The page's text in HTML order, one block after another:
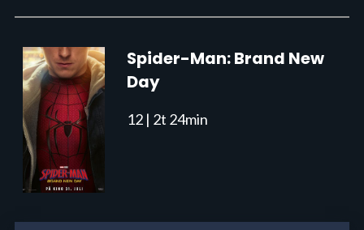
Spider-Man: Brand New
Day
12 | 2t 24min